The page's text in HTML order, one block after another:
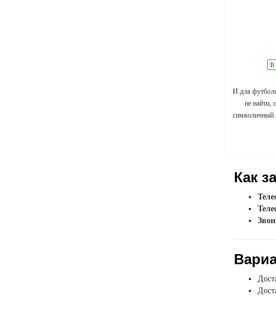
В
И для
не найти,
символичный
Как